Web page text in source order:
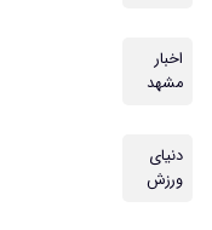
اخبار
مشهد
دنیای
ورزش